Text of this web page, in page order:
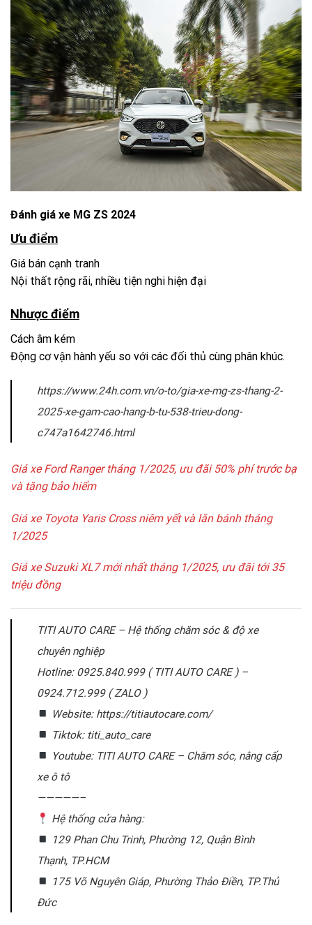
Đánh giá xe MG ZS 2024
Ưu điểm
Giá bán cạnh tranh
Nội thất rộng rãi, nhiều tiện nghi hiện đại
Nhược điểm
Cách âm kém
Động cơ vận hành yếu so với các đối thủ cùng phân khúc.
https://www.24h.com.vn/o-to/gia-xe-mg-zs-thang-2-
2025-xe-gam-cao-hang-b-tu-538-trieu-dong-
c747a1642746.html
Giá xe Ford Ranger tháng 1/2025, ưu đãi 50% phí trước bạ
và tặng bảo hiểm
Giá xe Toyota Yaris Cross niêm yết và lăn bánh tháng
1/2025
Giá xe Suzuki XL7 mới nhất tháng 1/2025, ưu đãi tới 35
triệu đồng
TITI AUTO CARE – Hệ thống chăm sóc & độ xe
chuyên nghiệp
Hotline: 0925.840.999 ( TITI AUTO CARE ) –
0924.712.999 ( ZALO )
Website: https://titiautocare.com/
Tiktok: titi_auto_care
Youtube: TITI AUTO CARE – Chăm sóc, nâng cấp
xe ô tô
—————–
Hệ thống cửa hàng:
129 Phan Chu Trinh, Phường 12, Quận Bình
Thạnh, TP.HCM
175 Võ Nguyên Giáp, Phường Thảo Điền, TP.Thủ
Đức